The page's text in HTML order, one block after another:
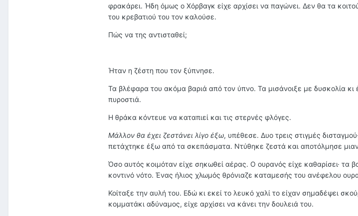
φρακάρει. Ήδη όμως ο Χόρβαγκ είχε αρχίσει να παγώνει. Δεν θα τα
του κρεβατιού του τον καλούσε.
Πώς να της αντισταθεί;
Ήταν η ζέστη που τον ξύπνησε.
Τα βλέφαρα του ακόμα βαριά από τον ύπνο. Τα μισάνοιξε με δυσκολία κι
πυροστιά.
Η θράκα κόντευε να καταπιεί και τις στερνές φλόγες.
Μάλλον θα έχει ζεστάνει λίγο έξω, υπέθεσε. Δυο τρεις στιγμές
πετάχτηκε έξω από τα σκεπάσματα. Ντύθηκε ζεστά και αποτόλμησε μια
Όσο αυτός κοιμόταν είχε σηκωθεί αέρας. Ο ουρανός είχε καθαρίσει· τα
κοντινό νότο. Ένας ήλιος χλωμός θρόνιαζε καταμεσής του ανέφελου
Κοίταξε την αυλή του. Εδώ κι εκεί το λευκό χαλί το είχαν σημαδέψει
κομματάκι αδύναμος, είχε αρχίσει να κάνει την δουλειά του.